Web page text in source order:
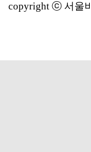
copyright ⓒ 서울